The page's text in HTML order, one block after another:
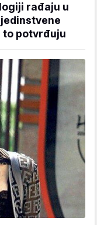
rađaju u
to potvrđuju